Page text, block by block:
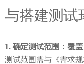
与搭建测试
确定测试范围：覆
测试范围需与《需求